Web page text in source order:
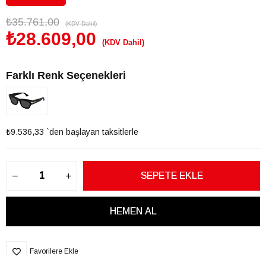
₺35.761,00 (KDV Dahil)
₺28.609,00 (KDV Dahil)
Farklı Renk Seçenekleri
₺9.536,33 `den başlayan taksitlerle
Favorilere Ekle